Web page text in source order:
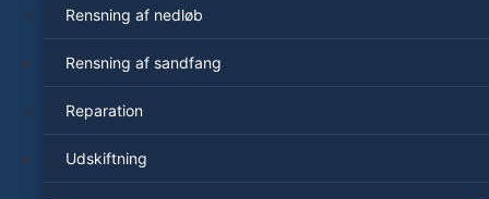
Rensning af nedløb
Rensning af sandfang
Reparation
Udskiftning